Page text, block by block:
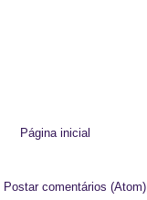
Página inicial
Postar comentários (Atom)